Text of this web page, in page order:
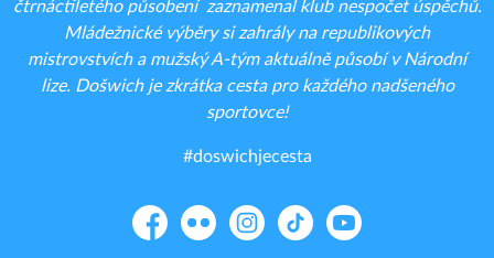
čtrnáctiletého působení zaznamenal klub nespočet úspěchů.
Mládežnické výběry si zahrály na republikových
mistrovstvích a mužský A-tým aktuálně působí v Národní
lize. Došwich je zkrátka cesta pro každého nadšeného
sportovce!
#doswichjecesta
FacebookFlickr Instagram
TikTok YouTube